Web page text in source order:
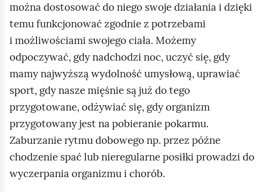
można dostosować do niego swoje działania i dzięki
temu funkcjonować zgodnie z potrzebami
i możliwościami swojego ciała. Możemy
odpoczywać, gdy nadchodzi noc, uczyć się, gdy
mamy najwyższą wydolność umysłową, uprawiać
sport, gdy nasze mięśnie są już do tego
przygotowane, odżywiać się, gdy organizm
przygotowany jest na pobieranie pokarmu.
Zaburzanie rytmu dobowego np. przez późne
chodzenie spać lub nieregularne posiłki prowadzi do
wyczerpania organizmu i chorób.